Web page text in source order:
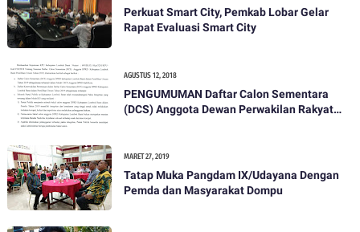
Perkuat Smart City, Pemkab Lobar Gelar
Rapat Evaluasi Smart City
AGUSTUS 12, 2018
PENGUMUMAN Daftar Calon Sementara
(DCS) Anggota Dewan Perwakilan Rakyat
MARET 27, 2019
Tatap Muka Pangdam IX/Udayana Dengan
Pemda dan Masyarakat Dompu